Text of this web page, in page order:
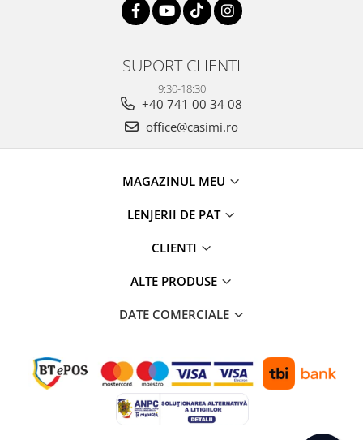
SUPORT CLIENTI
9:30-18:30
+40 741 00 34 08
office@casimi.ro
MAGAZINUL MEU
LENJERII DE PAT
CLIENTI
ALTE PRODUSE
DATE COMERCIALE